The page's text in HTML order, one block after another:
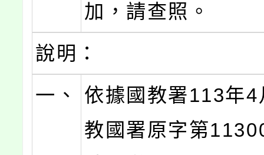
加，請查照。
說明：
一、
依據國教署113年
教國署原字第